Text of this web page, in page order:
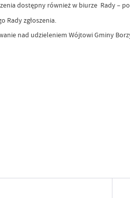
dostępny również w biurze Rady –
zgłoszenia.
nad udzieleniem Wójtowi Gminy